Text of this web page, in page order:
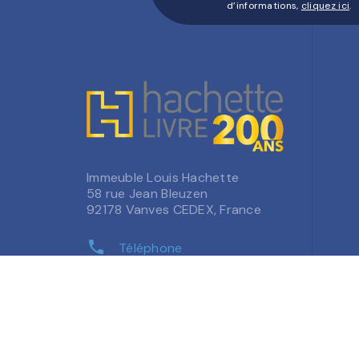
d’informations, cliquez ici.
Immeuble Louis Hachette
58 rue Jean Bleuzen
92178 Vanves CEDEX, France
phone Téléphone